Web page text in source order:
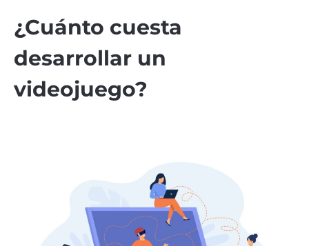
¿Cuánto cuesta
desarrollar un
videojuego?